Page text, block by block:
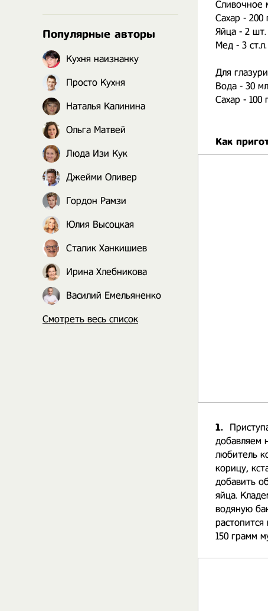
Сливочное
Сахар - 200
Яйца - 2 шт.
Мед - 3 ст.л.
Для
Вода - 30
Сахар - 100
Как
1.
добавляем
любитель
корицу,
добавить
яйца.
водяную
150 грамм
Популярные авторы
Кухня наизнанку
Просто Кухня
Наталья Калинина
Ольга Матвей
Люда Изи Кук
Джейми Оливер
Гордон Рамзи
Юлия Высоцкая
Сталик Ханкишиев
Ирина Хлебникова
Василий Емельяненко
Смотреть весь список